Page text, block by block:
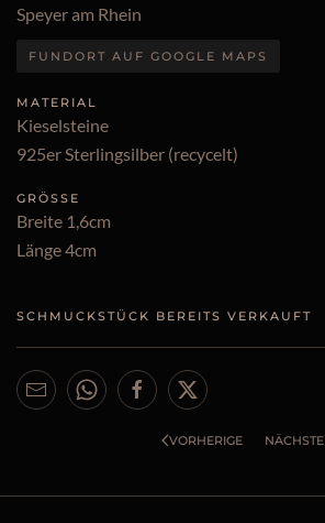
Speyer am Rhein
FUNDORT AUF GOOGLE MAPS
MATERIAL
Kieselsteine
925er Sterlingsilber (recycelt)
GRÖSSE
Breite 1,6cm
Länge 4cm
SCHMUCKSTÜCK BEREITS VERKAUFT
VORHERIGE NÄCHSTE